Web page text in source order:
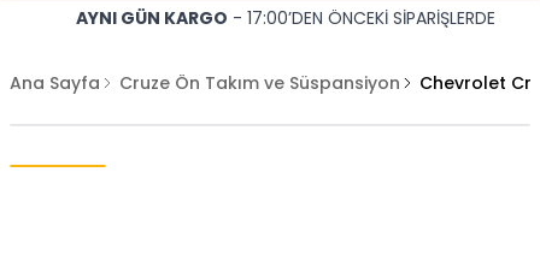
AYNI GÜN KARGO - 17:00’DEN ÖNCEKİ SİPARİŞLERDE
Ana Sayfa Cruze Ön Takım ve Süspansiyon Chevrolet